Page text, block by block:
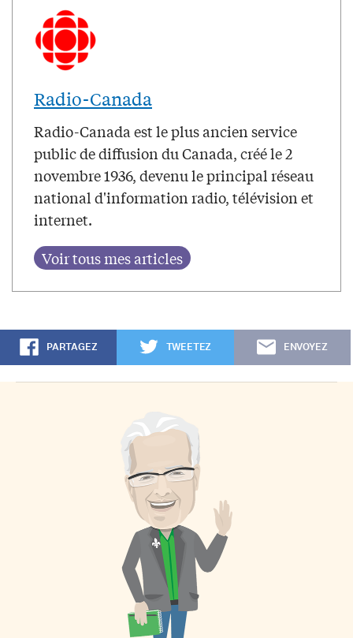
Radio-Canada
Radio-Canada est le plus ancien service
public de diffusion du Canada, créé le 2
novembre 1936, devenu le principal réseau
national d'information radio, télévision et
internet.
PARTAGEZ TWEETEZ ENVOYEZ